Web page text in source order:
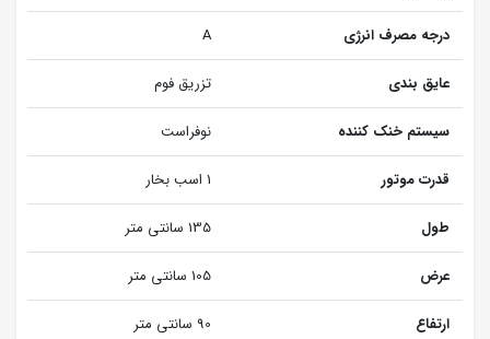
درجه مصرف انرژی A
عایق بندی تزریق فوم
سیستم خنک کننده نوفراست
قدرت موتور 1 اسب بخار
طول 135 سانتی متر
عرض 105 سانتی متر
ارتفاع 90 سانتی متر